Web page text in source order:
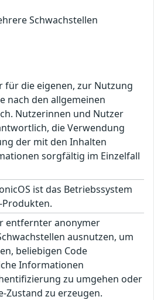
Schwachstellen
für die eigenen, zur Nutzung
nach den allgemeinen
Nutzerinnen und Nutzer
die Verwendung
der mit den Inhalten
sorgfältig im Einzelfall
ist das Betriebssystem
Produkten.
entfernter anonymer
ausnutzen, um
beliebigen Code
Informationen
zu umgehen oder
Zustand zu erzeugen.